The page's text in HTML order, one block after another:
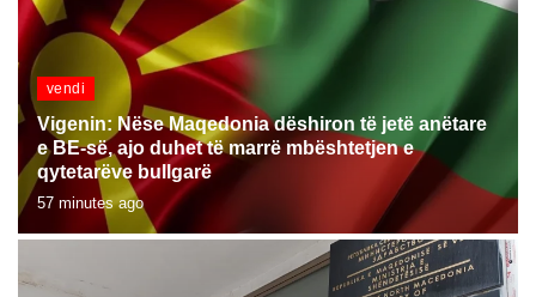
vendi
Vigenin: Nëse Maqedonia dëshiron të jetë anëtare
e BE-së, ajo duhet të marrë mbështetjen e
qytetarëve bullgarë
57 minutes ago